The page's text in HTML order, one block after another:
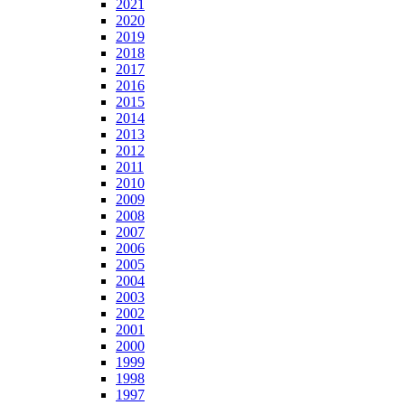
2021
2020
2019
2018
2017
2016
2015
2014
2013
2012
2011
2010
2009
2008
2007
2006
2005
2004
2003
2002
2001
2000
1999
1998
1997